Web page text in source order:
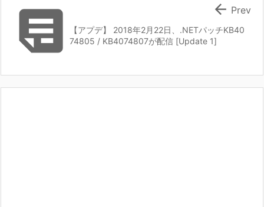
 【アプデ】 2018年2月22日、.NETパッチKB40
74805 / KB4074807が配信 [Update 1]
 Prev